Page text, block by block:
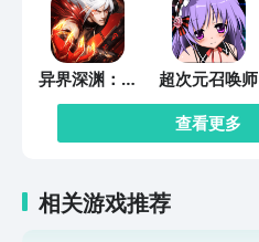
异界深渊：觉
醒
超次元召唤师
查看更多
相关游戏推荐